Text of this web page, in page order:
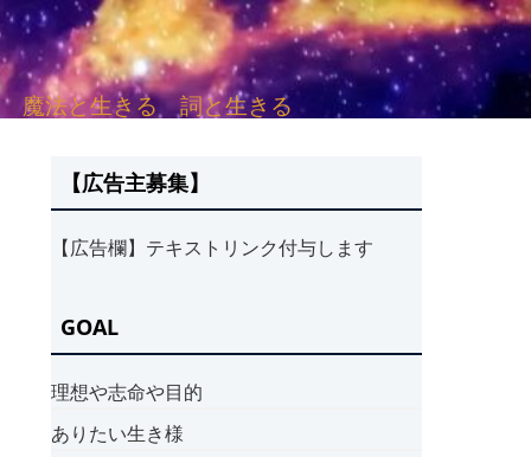
る 魔法と生きる 詞と生きる
【広告主募集】
【広告欄】テキストリンク付与します
GOAL
理想や志命や目的
ありたい生き様